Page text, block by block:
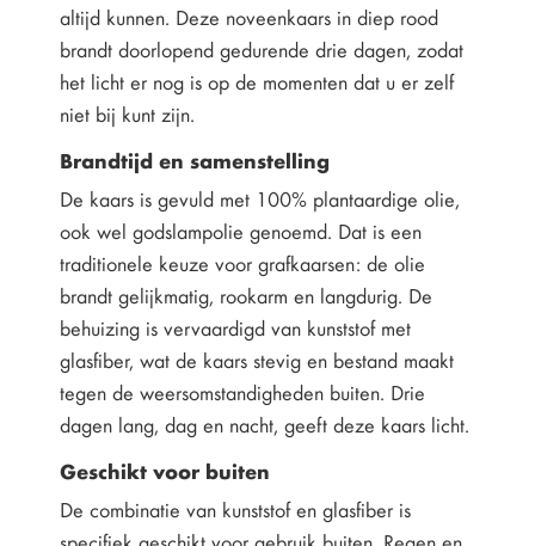
altijd kunnen. Deze noveenkaars in diep rood
brandt doorlopend gedurende drie dagen, zodat
het licht er nog is op de momenten dat u er zelf
niet bij kunt zijn.
Brandtijd en samenstelling
De kaars is gevuld met 100% plantaardige olie,
ook wel godslampolie genoemd. Dat is een
traditionele keuze voor grafkaarsen: de olie
brandt gelijkmatig, rookarm en langdurig. De
behuizing is vervaardigd van kunststof met
glasfiber, wat de kaars stevig en bestand maakt
tegen de weersomstandigheden buiten. Drie
dagen lang, dag en nacht, geeft deze kaars licht.
Geschikt voor buiten
De combinatie van kunststof en glasfiber is